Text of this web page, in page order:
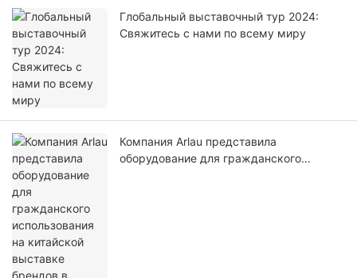
Глобальный выставочный тур 2024:
Свяжитесь с нами по всему миру
Компания Arlau представила
оборудование для гражданского